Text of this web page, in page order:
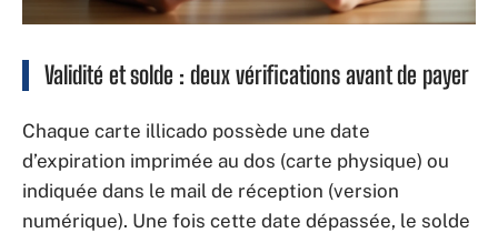
Validité et solde : deux vérifications avant de payer
Chaque carte illicado possède une date
d’expiration imprimée au dos (carte physique) ou
indiquée dans le mail de réception (version
numérique). Une fois cette date dépassée, le solde